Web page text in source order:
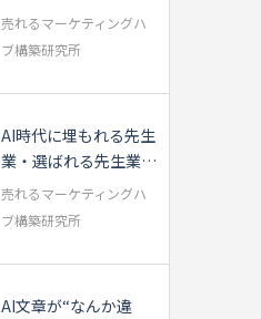
い方を実演【専門家...
売れるマーケティングハ
ブ構築研究所
AI時代に埋もれる先生
業・選ばれる先生業の
違いとは？
売れるマーケティングハ
ブ構築研究所
AI文章が“なんか違